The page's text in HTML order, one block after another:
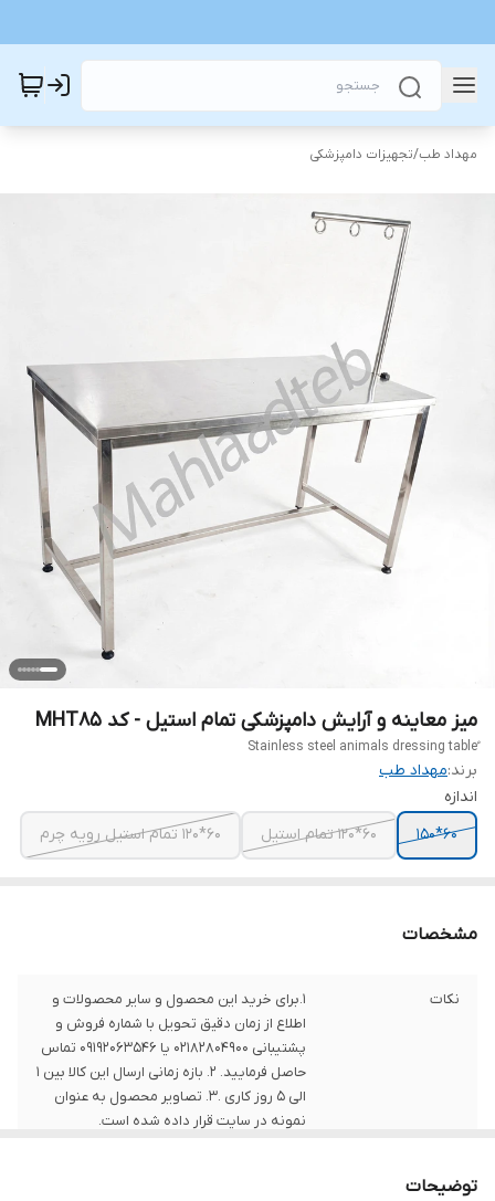
مهداد طب/تجهیزات دامپزشکی
میز معاینه و آرایش دامپزشکی تمام استیل - کد MHT85
برند:مهداد طب
اندازه
60*150
60*120 تمام استیل 60*120 تمام استیل رویه چرم
مشخصات
نکات
1.برای خرید این محصول و سایر محصولات و
اطلاع از زمان دقیق تحویل با شماره فروش و
پشتیبانی 02182804900 یا 09192063546 تماس
حاصل فرمایید. 2. بازه زمانی ارسال این کالا بین 1
الی 5 روز کاری .3. تصاویر محصول به عنوان
نمونه در سایت قرار داده شده است.
توضیحات